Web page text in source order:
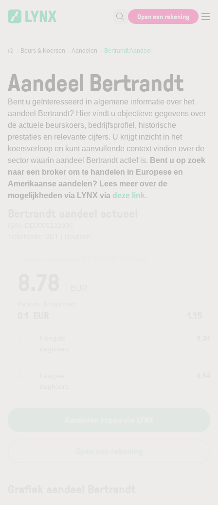
Zoek naar informatie
Open een rekening
Beurs & Koersen Aandelen Bertrandt Aandeel
Aandeel Bertrandt
Bent u geïnteresseerd in algemene informatie over het
aandeel Bertrandt? Hier vindt u objectieve gegevens over
de actuele beurskoers, bedrijfsprofiel, historische
prestaties en relevante cijfers. U krijgt inzicht in het
koersverloop en kunt aanvullende context vinden over de
sector waarin aandeel Bertrandt actief is. Bent u op zoek
naar een broker om te handelen in Europese en
Amerikaanse aandelen? Lees meer over de
mogelijkheden via LYNX via deze link.